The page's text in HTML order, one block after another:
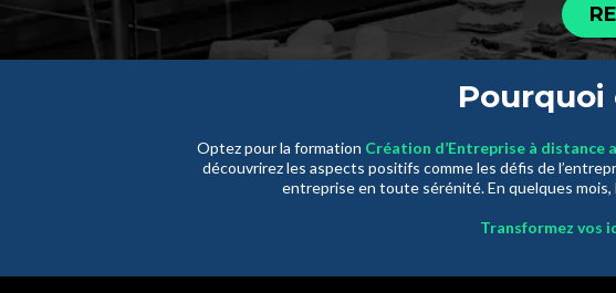
Pourquoi
Optez pour la formation Création d’Entreprise à distance
découvrirez les aspects positifs comme les défis de
entreprise en toute sérénité. En quelques
Transformez vos